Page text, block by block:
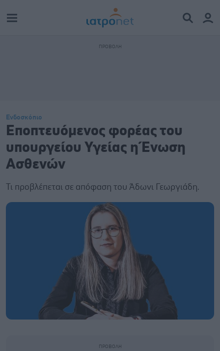
Ενδοσκόπιο
Εποπτευόμενος φορέας του
υπουργείου Υγείας η Ένωση
Ασθενών
Τι προβλέπεται σε απόφαση του Άδωνι Γεωργιάδη.